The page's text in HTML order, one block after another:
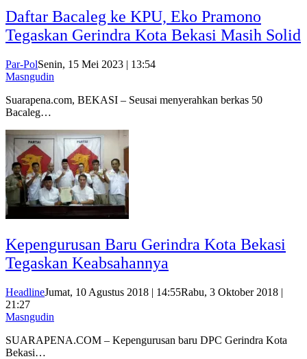
Daftar Bacaleg ke KPU, Eko Pramono
Tegaskan Gerindra Kota Bekasi Masih Solid
Par-PolSenin, 15 Mei 2023 | 13:54
Masngudin
Suarapena.com, BEKASI – Seusai menyerahkan berkas 50
Bacaleg…
Kepengurusan Baru Gerindra Kota Bekasi
Tegaskan Keabsahannya
HeadlineJumat, 10 Agustus 2018 | 14:55Rabu, 3 Oktober 2018 |
21:27
Masngudin
SUARAPENA.COM – Kepengurusan baru DPC Gerindra Kota
Bekasi…